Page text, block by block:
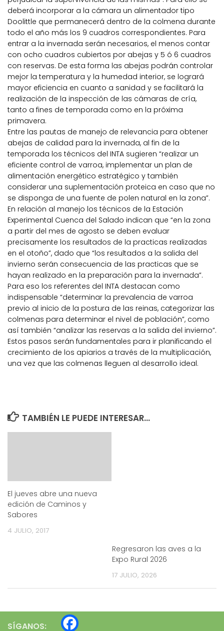
deberá incorporar a la cámara un alimentador tipo
Doolittle que permanecerá dentro de la colmena durante
todo el año más los 9 cuadros correspondientes. Para
entrar a la invernada serán necesarios, el menos contar
con ocho cuadros cubiertos por abejas y 5 ó 6 cuadros
con reservas. De esta forma las abejas podrán controlar
mejor la temperatura y la humedad interior, se logrará
mayor eficiencia en cuanto a sanidad y se facilitará la
realización de la inspección de las cámaras de cría,
tanto a fines de temporada como en la próxima
primavera.
Entre las pautas de manejo de relevancia para obtener
abejas de calidad para la invernada, al fin de la
temporada los técnicos del INTA sugieren “realizar un
eficiente control de varroa, implementar un plan de
alimentación energético estratégico y también
considerar una suplementación proteica en caso que no
se disponga de una fuente de polen natural en la zona”.
En relación al manejo los técnicos de la Estación
Experimental Cuenca del Salado indican que “en la zona
a partir del mes de agosto se deben evaluar
precisamente los resultados de la practicas realizadas
en el otoño”, dado que “los resultados a la salida del
invierno serán consecuencia de las practicas que se
hayan realizado en la preparación para la invernada”.
Para eso los referentes del INTA destacan como
indispensable “determinar la prevalencia de varroa
previo al inicio de la postura de las reinas, categorizar las
colmenas para determinar el nivel de población”, como
así también “analizar las reservas a la salida del invierno”.
Estos pasos serán fundamentales para ir planificando el
crecimiento de los apiarios a través de la multiplicación,
una vez que las colmenas lleguen al desarrollo ideal.
TAMBIÉN LE PUEDE INTERESAR...
El jueves abre una nueva
edición de Caminos y
Sabores
4 JULIO, 2017
Regresaron las aves a la
Expo Rural 2026
17 JULIO, 2026
SÍGANOS: